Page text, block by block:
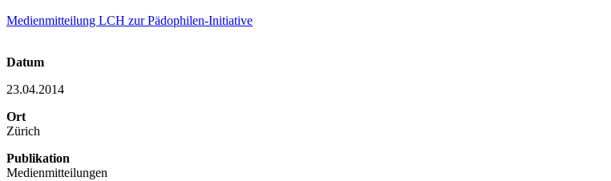
Medienmitteilung LCH zur Pädophilen-Initiative
Datum
23.04.2014
Ort
Zürich
Publikation
Medienmitteilungen